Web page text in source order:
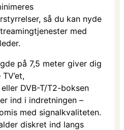
så du kan nyde
med
på 7,5 meter giver dig
DVB-T/T2-boksen
ind i indretningen –
med signalkvaliteten.
diskret ind langs